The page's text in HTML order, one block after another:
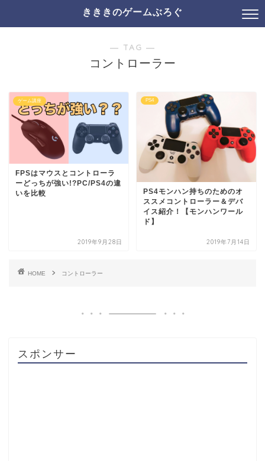
きききのゲームぶろぐ
― TAG ―
コントローラー
ゲーム講座
FPSはマウスとコントローラ
ーどっちが強い!?PC/PS4の違
いを比較
2019年9月28日
PS4
PS4モンハン持ちのためのオ
ススメコントローラー＆デバ
イス紹介！【モンハンワール
ド】
2019年7月14日
HOME コントローラー
スポンサー